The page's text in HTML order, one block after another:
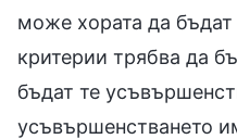
може хората да
критерии трябва да
бъдат те
усъвършенстването